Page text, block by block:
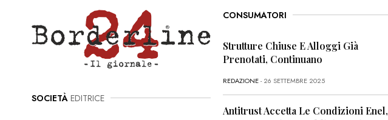
SOCIETÀ EDITRICE
CONSUMATORI
Strutture Chiuse E Alloggi Già
Prenotati, Continuano
REDAZIONE- 26 SETTEMBRE 2025
Antitrust Accetta Le Condizioni Enel,